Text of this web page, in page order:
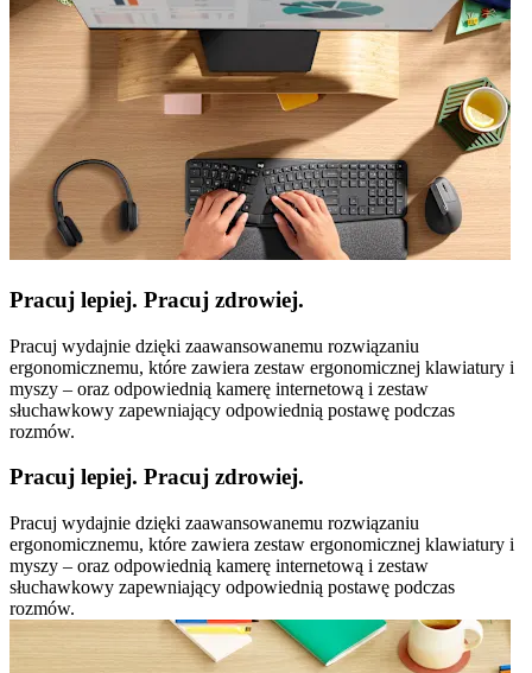
Pracuj lepiej. Pracuj zdrowiej.
Pracuj wydajnie dzięki zaawansowanemu rozwiązaniu
ergonomicznemu, które zawiera zestaw ergonomicznej klawiatury i
myszy – oraz odpowiednią kamerę internetową i zestaw
słuchawkowy zapewniający odpowiednią postawę podczas
rozmów.
Pracuj lepiej. Pracuj zdrowiej.
Pracuj wydajnie dzięki zaawansowanemu rozwiązaniu
ergonomicznemu, które zawiera zestaw ergonomicznej klawiatury i
myszy – oraz odpowiednią kamerę internetową i zestaw
słuchawkowy zapewniający odpowiednią postawę podczas
rozmów.